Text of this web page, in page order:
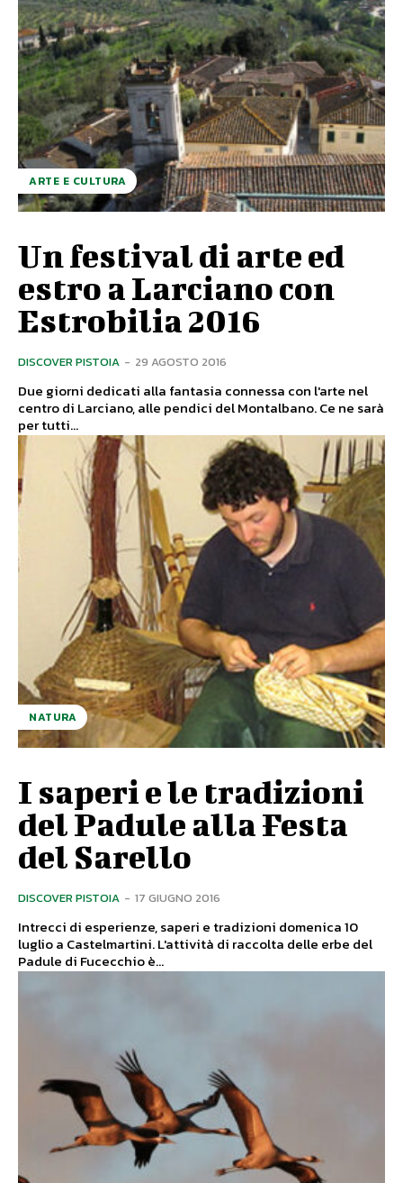
ARTE E CULTURA
Un festival di arte ed
estro a Larciano con
Estrobilia 2016
DISCOVER PISTOIA - 29 AGOSTO 2016
Due giorni dedicati alla fantasia connessa con l'arte nel
centro di Larciano, alle pendici del Montalbano. Ce ne sarà
per tutti...
NATURA
I saperi e le tradizioni
del Padule alla Festa
del Sarello
DISCOVER PISTOIA - 17 GIUGNO 2016
Intrecci di esperienze, saperi e tradizioni domenica 10
luglio a Castelmartini. L'attività di raccolta delle erbe del
Padule di Fucecchio è...